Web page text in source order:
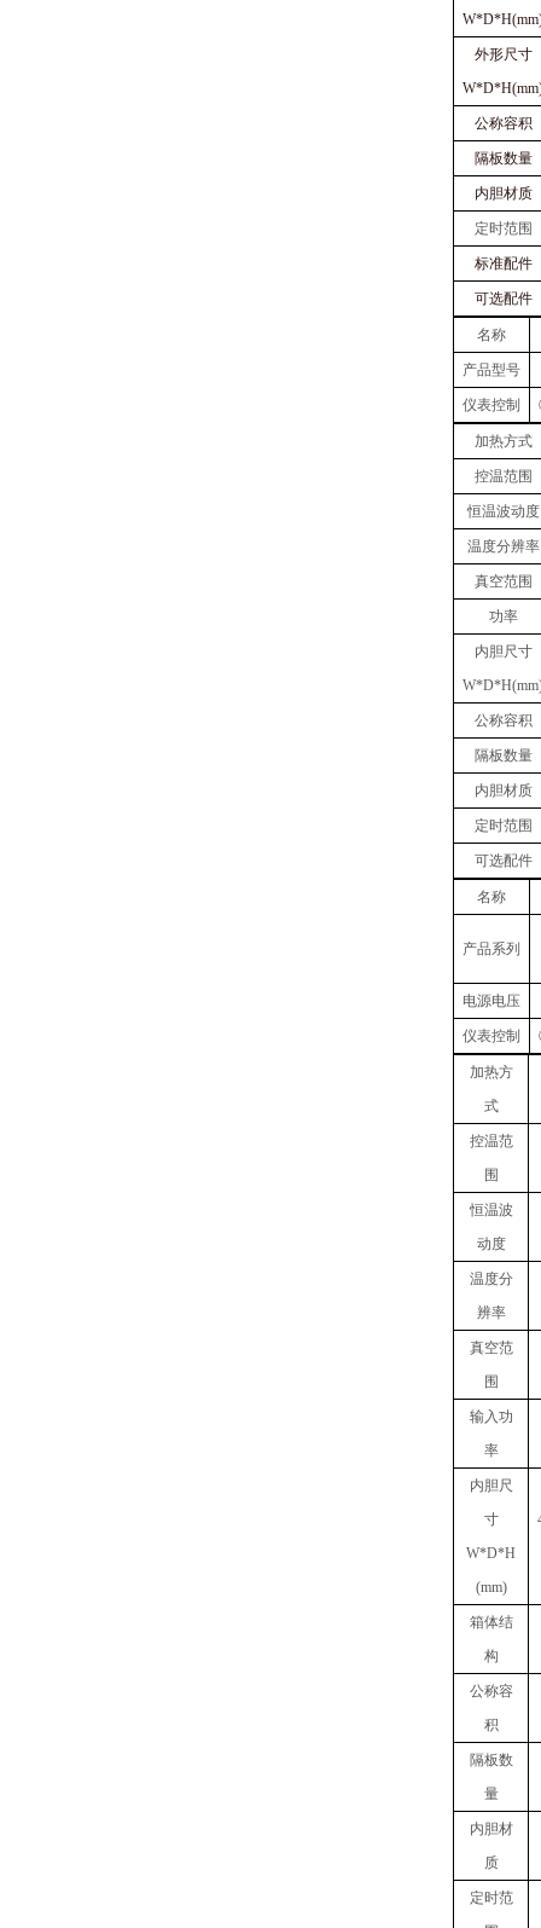
外形尺寸
公称容积
隔板数量
内胆材质
定时范围
标准配件
可选配件
名称
产品型号
仪表控制
加热方式
控温范围
恒温波动度
温度分辨率
真空范围
功率
内胆尺寸
W*D*
公称容积
隔板数量
内胆材质
定时范围
可选配件
名称
产品系列
电源电压
仪表控制
加热方
式
控温范
围
恒温波
动度
温度分
辨率
真空范
围
输入功
率
内胆尺
寸
W*D*H
(mm)
箱体结
构
公称容
积
隔板数
量
内胆材
质
定时范